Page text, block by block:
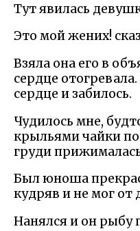
Тут явилась
Это мой жених!
Взяла она его в
сердце
сердце и забилось.
Чудилось мне,
крыльями чайки
груди
Был юноша
кудряв и не мог от
Нанялся и он